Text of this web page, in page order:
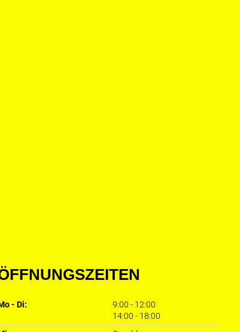
- Di:
9:00 - 12:00
14:00 - 18:00